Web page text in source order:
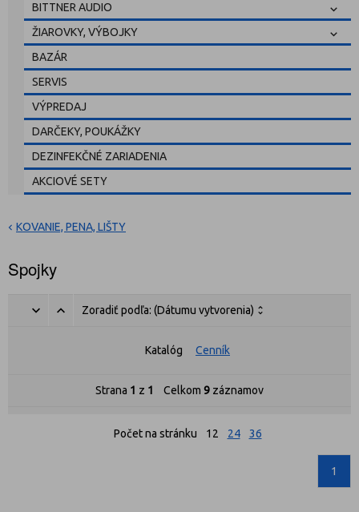
BITTNER AUDIO
ŽIAROVKY, VÝBOJKY
BAZÁR
SERVIS
VÝPREDAJ
DARČEKY, POUKÁŽKY
DEZINFEKČNÉ ZARIADENIA
AKCIOVÉ SETY
KOVANIE, PENA, LIŠTY
Spojky
Zoradiť podľa: (Dátumu vytvorenia)
Katalóg Cenník
Strana 1 z 1 Celkom 9 záznamov
Počet na stránku 12 24 36
1